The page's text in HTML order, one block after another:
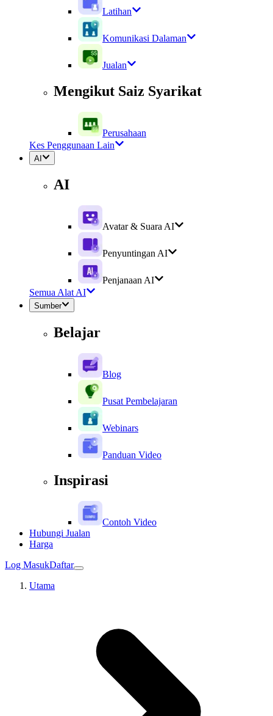
Latihan
Komunikasi Dalaman
Jualan
Mengikut Saiz Syarikat
Perusahaan
Kes Penggunaan Lain
AI
AI
Avatar & Suara AI
Penyuntingan AI
Penjanaan AI
Semua Alat AI
Sumber
Belajar
Blog
Pusat Pembelajaran
Webinars
Panduan Video
Inspirasi
Contoh Video
Hubungi Jualan
Harga
Log MasukDaftar
Utama